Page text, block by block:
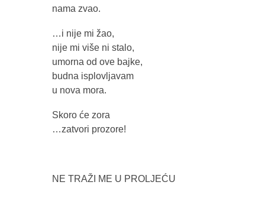
nama zvao.
…i nije mi žao,
nije mi više ni stalo,
umorna od ove bajke,
budna isplovljavam
u nova mora.
Skoro će zora
…zatvori prozore!
NE TRAŽI ME U PROLJEĆU